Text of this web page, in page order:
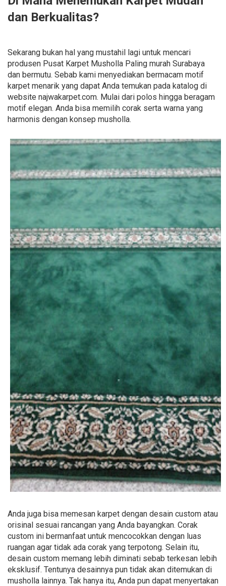
dan Berkualitas?
Sekarang bukan hal yang mustahil lagi untuk mencari
produsen Pusat Karpet Musholla Paling murah Surabaya
dan bermutu. Sebab kami menyediakan bermacam motif
karpet menarik yang dapat Anda temukan pada katalog di
website najwakarpet.com. Mulai dari polos hingga beragam
motif elegan. Anda bisa memilih corak serta warna yang
harmonis dengan konsep musholla.
Anda juga bisa memesan karpet dengan desain custom atau
orisinal sesuai rancangan yang Anda bayangkan. Corak
custom ini bermanfaat untuk mencocokkan dengan luas
ruangan agar tidak ada corak yang terpotong. Selain itu,
desain custom memang lebih diminati sebab terkesan lebih
eksklusif. Tentunya desainnya pun tidak akan ditemukan di
musholla lainnya. Tak hanya itu, Anda pun dapat menyertakan